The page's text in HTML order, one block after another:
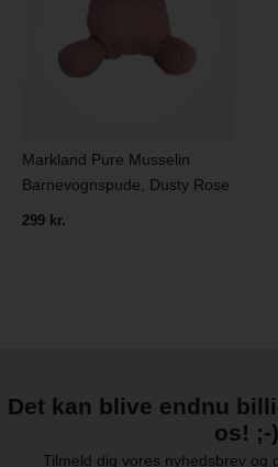
Markland Pure Musselin
Barnevognspude, Dusty Rose
299 kr.
Det kan blive endnu
os! ;-)
Tilmeld dig vores nyhedsbrev og